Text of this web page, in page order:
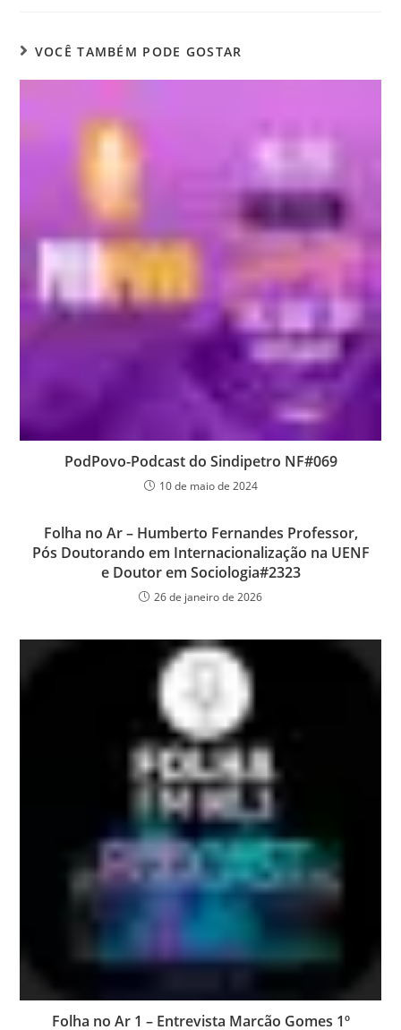
VOCÊ TAMBÉM PODE GOSTAR
PodPovo-Podcast do Sindipetro NF#069
10 de maio de 2024
Folha no Ar – Humberto Fernandes Professor,
Pós Doutorando em Internacionalização na UENF
e Doutor em Sociologia#2323
26 de janeiro de 2026
Folha no Ar 1 – Entrevista Marcão Gomes 1º